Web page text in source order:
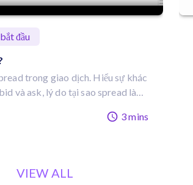
đầu
trong giao dịch. Hiểu sự khác
và ask, lý do tại sao spread là
đóng lệnh.
3 mins
VIEW ALL